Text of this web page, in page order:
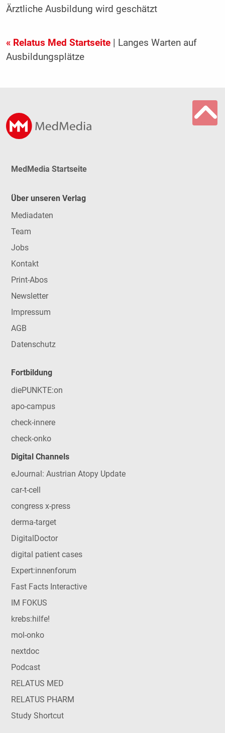
Ärztliche Ausbildung wird geschätzt
« Relatus Med Startseite| Langes Warten auf
Ausbildungsplätze
MedMedia Startseite
Über unseren Verlag
Mediadaten
Team
Jobs
Kontakt
Print-Abos
Newsletter
Impressum
AGB
Datenschutz
Fortbildung
diePUNKTE:on
apo-campus
check-innere
check-onko
Digital Channels
eJournal: Austrian Atopy Update
car-t-cell
congress x-press
derma-target
DigitalDoctor
digital patient cases
Expert:innenforum
Fast Facts Interactive
IM FOKUS
krebs:hilfe!
mol-onko
nextdoc
Podcast
RELATUS MED
RELATUS PHARM
Study Shortcut